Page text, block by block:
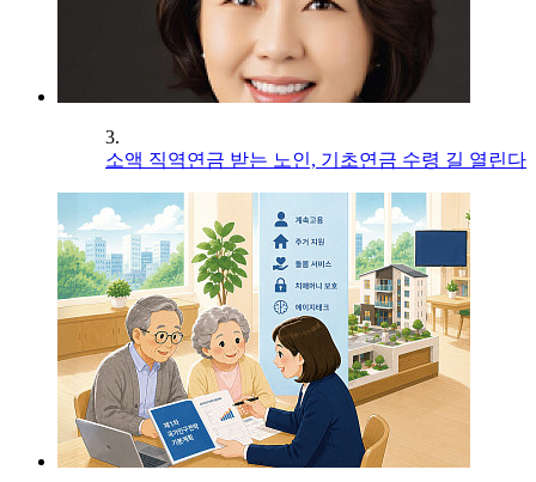
3.
소액 직역연금 받는 노인, 기초연금 수령 길 열린다